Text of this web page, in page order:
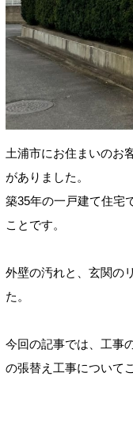
土浦市にお住まいのお
がありました。
築35年の一戸建て住宅
ことです。
外壁の汚れと、玄関の
た。
今回の記事では、工事
の張替え工事について